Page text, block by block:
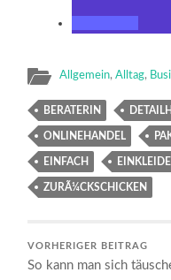
Allgemein,Alltag,
BERATERIN
ONLINEHANDEL
EINFACH
ZURÃ¼CKSCHICKEN
VORHERIGER BEITRAG
So kann man sich